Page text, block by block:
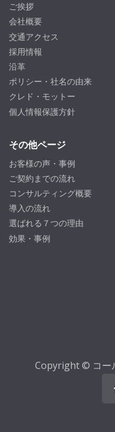
ご挨拶
会社概要
交通アクセス
採用情報
沿革
ポリシー・社名の由来
クレド・モットー
個人情報保護方針
その他ページ
お客様の声・事例
ご契約までの流れ
コンサルティング概要
導入の流れ
選ばれる７つの理由
効果・事例
Copyright © コー